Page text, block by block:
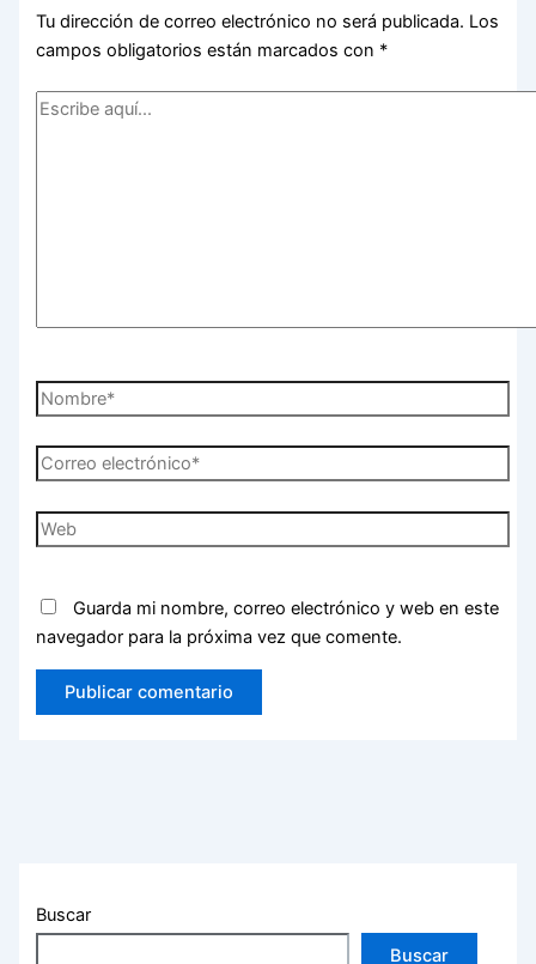
Tu dirección de correo electrónico no será publicada. Los
campos obligatorios están marcados con *
Escribe
Nombre*
Correo
electrónico*
Web
Guarda mi nombre, correo electrónico y web en este
navegador para la próxima vez que comente.
Buscar
Buscar